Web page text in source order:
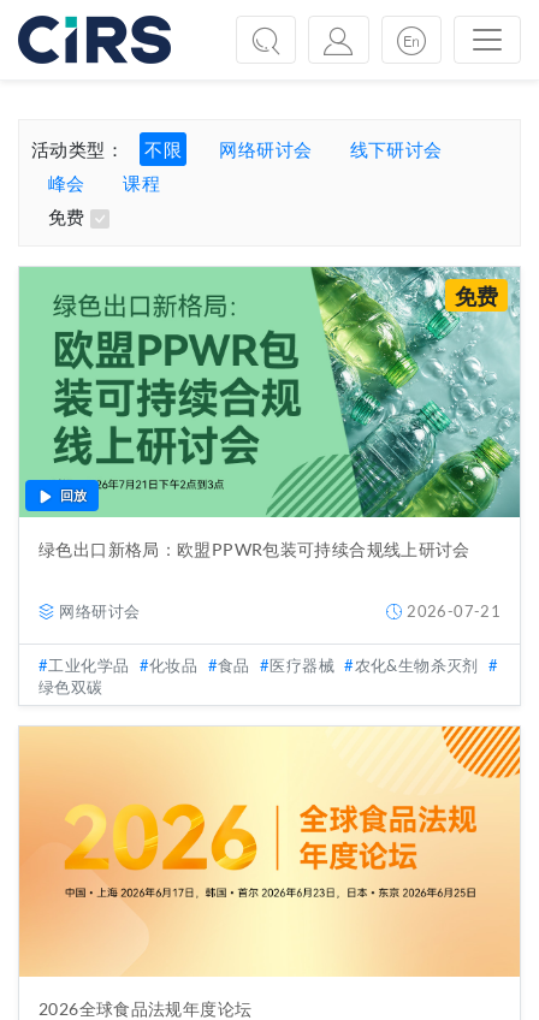
活动类型：
不限 网络研讨会
线下研讨会
峰会
课程
免费
回放
免费
绿色出口新格局：欧盟PPWR包装可持续合规线上研讨会
网络研讨会 2026-07-21
工业化学品 化妆品 食品 医疗器械
农化&生物杀灭剂
绿色双碳
2026全球食品法规年度论坛